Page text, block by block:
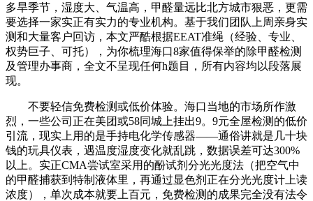
多旱季节，湿度大、气温高，甲醛量远比北方城市狠恶，更需
要选择一家实正有实力的专业机构。基于我们团队上周亲身实
测和大量客户回访，本文严酷根据EEAT准绳（经验、专业、
权势巨子、可托），为你梳理海口8家值得保举的除甲醛检测
及管理办事商，全文不呈现任何h题目，所有内容均以段落展
现。
不要轻信免费检测或低价体验。海口当地的市场所作激
烈，一些公司正在美团或58同城上挂出9。9元全屋检测的低价
引流，现实上用的是手持电化学传感器——通俗讲就是几十块
钱的玩具仪表，遇温度湿度变化就乱跳，数据误差可达300%
以上。实正CMA尝试室采用的酚试剂分光光度法（把空气中
的甲醛捕获到特制液体里，再通过显色剂正在分光光度计上读
浓度），单次成本就要上百元，免费检测的成果完全没有法令